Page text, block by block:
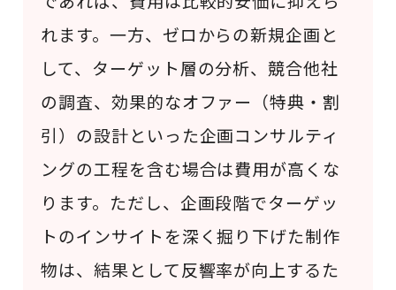
れます。一方、ゼロからの新規企画と
して、ターゲット層の分析、競合他社
の調査、効果的なオファー（特典・割
引）の設計といった企画コンサルティ
ングの工程を含む場合は費用が高くな
ります。ただし、企画段階でターゲッ
トのインサイトを深く掘り下げた制作
物は、結果として反響率が向上するた